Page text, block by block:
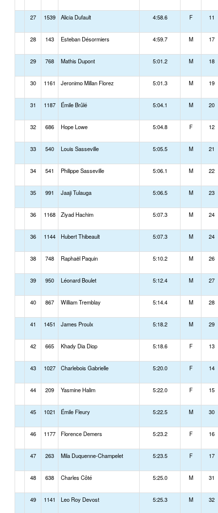
27 1539 Alicia Dufault 4:58.6 F 11
28 143 Esteban Désormiers 4:59.7 M 17
29 768 Mathis Dupont 5:01.2 M 18
30 1161 Jeronimo Millan Florez 5:01.3 M 19
31 1187 Émile Brûlé 5:04.1 M 20
32 686 Hope Lowe 5:04.8 F 12
33 540 Louis Sasseville 5:05.5 M 21
34 541 Philippe Sasseville 5:06.1 M 22
35 991 Jaaji Tulauga 5:06.5 M 23
36 1168 Ziyad Hachim 5:07.3 M 24
36 1144 Hubert Thibeault 5:07.3 M 24
38 748 Raphaël Paquin 5:10.2 M 26
39 950 Léonard Boulet 5:12.4 M 27
40 867 William Tremblay 5:14.4 M 28
41 1451 James Proulx 5:18.2 M 29
42 665 Khady Dia Diop 5:18.6 F 13
43 1027 Charlebois Gabrielle 5:20.0 F 14
44 209 Yasmine Halim 5:22.0 F 15
45 1021 Émile Fleury 5:22.5 M 30
46 1177 Florence Demers 5:23.2 F 16
47 263 Mila Duquenne-Champelet 5:23.5 F 17
48 638 Charles Côté 5:25.0 M 31
49 1141 Leo Roy Devost 5:25.3 M 32